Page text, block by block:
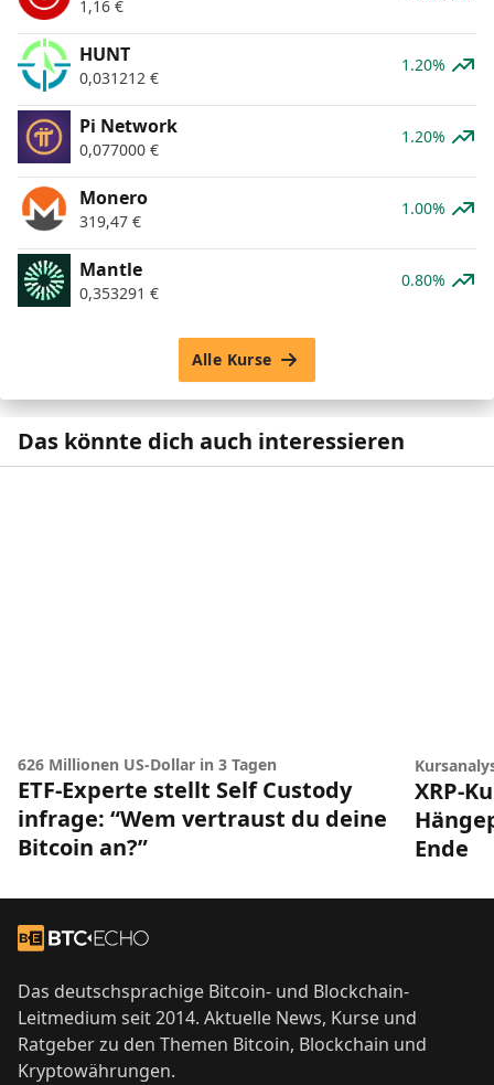
1,16 €
HUNT
0,031212 €
1.20%
Pi Network
0,077000 €
1.20%
Monero
319,47 €
1.00%
Mantle
0,353291 €
0.80%
Alle Kurse
Das könnte dich auch interessieren
626 Millionen US-Dollar in 3 Tagen
ETF-Experte stellt Self Custody
infrage: “Wem vertraust du deine
Bitcoin an?”
XRP-
Ende
Zur Startseite
Das deutschsprachige Bitcoin- und Blockchain-
Leitmedium seit 2014. Aktuelle News, Kurse und
Ratgeber zu den Themen Bitcoin, Blockchain und
Kryptowährungen.